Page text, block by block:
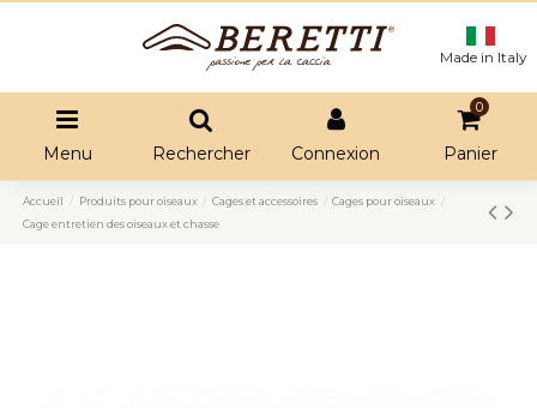
Made in Italy
Menu Rechercher Connexion
0
Panier
Accueil Produits pour oiseaux Cages et accessoires
Cages pour oiseaux
Cage entretien des oiseaux et chasse